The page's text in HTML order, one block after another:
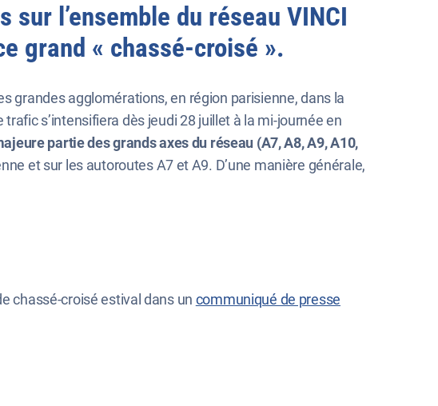
l’ensemble du réseau VINCI
grand « chassé-croisé ».
grandes agglomérations, en région parisienne, dans la
s’intensifiera dès jeudi 28 juillet à la mi-journée en
partie des grands axes du réseau (A7, A8, A9, A10,
et sur les autoroutes A7 et A9. D’une manière générale,
chassé-croisé estival dans un communiqué de presse